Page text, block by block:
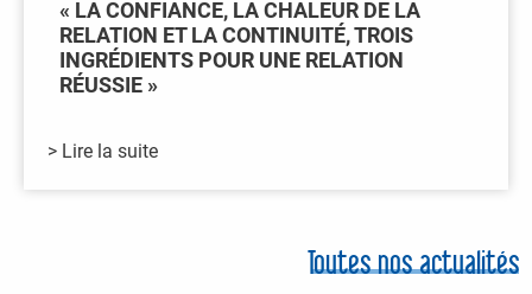
« LA CONFIANCE, LA CHALEUR DE LA
RELATION ET LA CONTINUITÉ, TROIS
INGRÉDIENTS POUR UNE RELATION
RÉUSSIE »
> Lire la suite
Toutes nos actualités